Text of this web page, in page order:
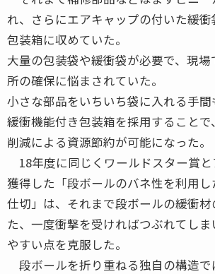
れ、さらにエアキャップの付いた緩
包装箱に収めていた。
大量の包装袋や緩衝袋が必要で、現
所の確保に悩まされていた。
小さな部品をいちいち袋に入れる手間
緩衝機能付き包装箱を採用すること
削減による資源節約が可能になった。
18年度に同じくワールドスター賞と
獲得した「段ボールのバネ性を利用し
仕切」は、それまで段ボールの緩衝
た、一度衝撃を受ければつぶれてしま
やすい点を克服した。
段ボールを折り重ねる独自の構造で